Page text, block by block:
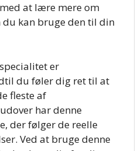
at lære mere om
kan bruge den til din
er
du føler dig ret til at
fleste af
har denne
der følger de reelle
Ved at bruge denne